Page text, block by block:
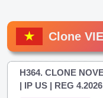
Clone VIE
H364. CLONE
| IP US | REG 4.2026